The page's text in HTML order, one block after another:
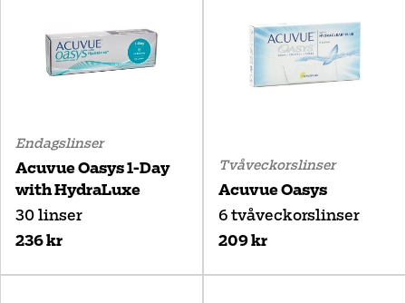
Endagslinser
Acuvue Oasys 1-Day
with HydraLuxe
30 linser
236 kr
Tvåveckorslinser
Acuvue Oasys
6 tvåveckorslinser
209 kr